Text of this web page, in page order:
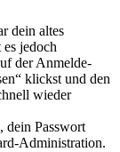
dein altes
jedoch
der Anmelde-
klickst und den
wieder
dein Passwort
Administration.